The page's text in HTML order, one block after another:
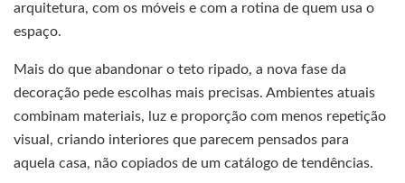
arquitetura, com os móveis e com a rotina de quem usa o
espaço.
Mais do que abandonar o teto ripado, a nova fase da
decoração pede escolhas mais precisas. Ambientes atuais
combinam materiais, luz e proporção com menos repetição
visual, criando interiores que parecem pensados para
aquela casa, não copiados de um catálogo de tendências.